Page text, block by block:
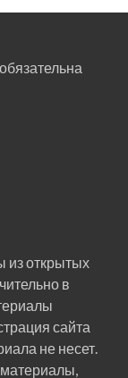
из открытых
в
сайта
не несет.